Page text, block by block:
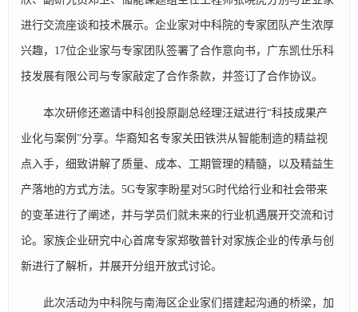
进行交流座谈和技术展示。企业家对中科院的专家团队产生浓厚
兴趣，17位企业家与专家团队签署了合作意向书，广东凯仕乐科
技发展有限公司与专家敲定了合作条款，并签订了合作协议。
本次研修还邀请中科创投原副总经理汪斌进行“科技成果产
业化与案例”分享。华裔知名专家关田铁洪从智能制造的精益视
点入手，细致讲解了质量、成本、工期管理的精髓，以及精益生
产落地的方式方法。5G专家李盼星对5G时代给行业和社会带来
的变革进行了阐述，并与学员们就未来的行业机遇展开交流和讨
论。家族企业研究中心首席专家郑敬普针对家族企业的传承与创
新进行了解析，并展开分组开放式讨论。
此次活动为中科院与南海区企业家们搭建起沟通的桥梁，加